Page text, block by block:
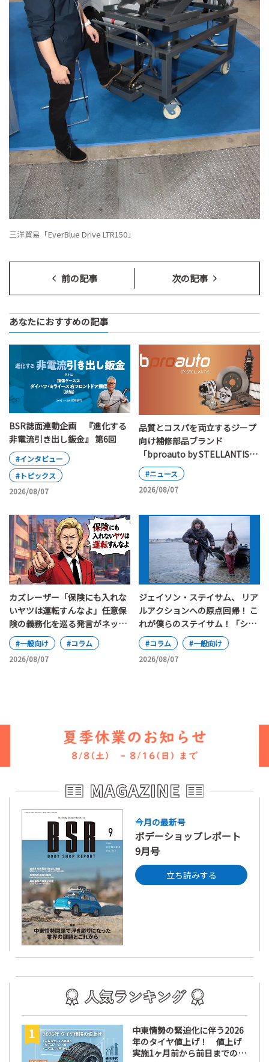
三洋貿易「EverBlue Drive LTR150」
前の記事 次の記事
あなたにおすすめの記事
BSR誌面連動企画 『進化する
非電流引き出し鈑金』 第6回
#インタビュー
#トピックス
2026/08/07
品質とコスパを両立するジープ
向け補修部品ブランド
「bproauto by STELLANTIS」
が日本上陸
#ニュース
2026/08/07
カズレーザー「保険にも入れな
いヤツは運転すんなよ」任意保
険の義務化を巡る発言がネット
で大論争
#一般向け
#コラム
2026/08/07
ジェイソン・ステイサム、 リア
ルアクションへの原点回帰！ こ
れが僕らのステイサム！「シェ
ルター」
#コラム
#一般向け
2026/08/07
今月の最新号
ボデーショップレポート
9月号
立ち読みする
中東情勢の緊迫化に伴う2026
年のタイヤ値上げ！ 値上げ
実施1ヶ月前から前日までの期